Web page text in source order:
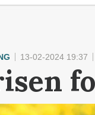
13-02-2024 19:37